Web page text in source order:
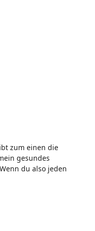
zum einen die
gesundes
du also jeden